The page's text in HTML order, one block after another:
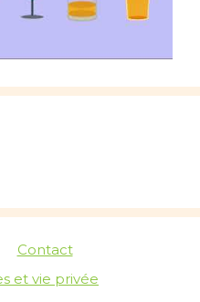
Contact
et vie privée